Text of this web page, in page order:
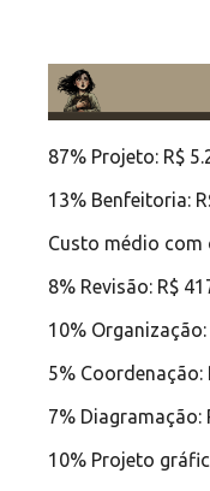
87% Projeto: R$
13% Benfeitoria:
Custo médio com
8% Revisão: R$
10% Organização:
5% Coordenação:
7% Diagramação:
10% Projeto